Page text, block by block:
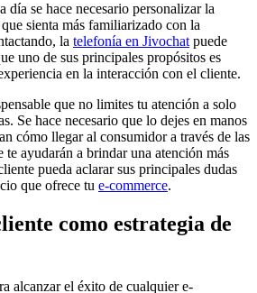
día se hace necesario personalizar la
sienta más familiarizado con la
la telefonía en Jivochatpuede
uno de sus principales propósitos es
en la interacción con el cliente.
que no limites tu atención a solo
Se hace necesario que lo dejes en manos
cómo llegar al consumidor a través de las
te ayudarán a brindar una atención más
pueda aclarar sus principales dudas
que ofrece tu e-commerce.
como estrategia de
alcanzar el éxito de cualquier e-